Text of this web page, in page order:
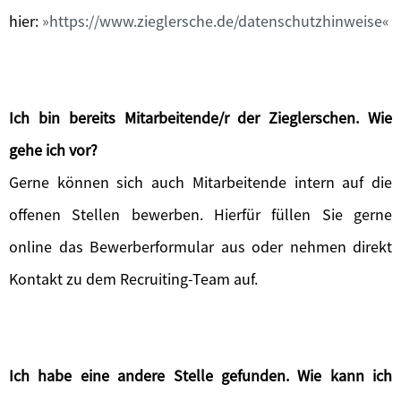
hier: https://www.zieglersche.de/datenschutzhinweise
Ich bin bereits Mitarbeitende/r der Zieglerschen. Wie
gehe ich vor?
Gerne können sich auch Mitarbeitende intern auf die
offenen Stellen bewerben. Hierfür füllen Sie gerne
online das Bewerberformular aus oder nehmen direkt
Kontakt zu dem Recruiting-Team auf.
Ich habe eine andere Stelle gefunden. Wie kann ich